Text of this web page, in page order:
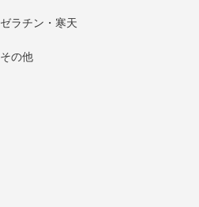
ゼラチン・寒天
その他